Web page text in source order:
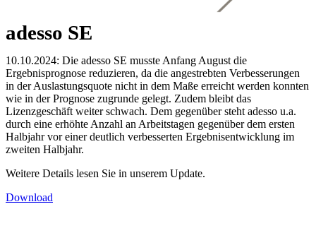
adesso SE
10.10.2024: Die adesso SE musste Anfang August die
Ergebnisprognose reduzieren, da die angestrebten Verbesserungen
in der Auslastungsquote nicht in dem Maße erreicht werden konnten
wie in der Prognose zugrunde gelegt. Zudem bleibt das
Lizenzgeschäft weiter schwach. Dem gegenüber steht adesso u.a.
durch eine erhöhte Anzahl an Arbeitstagen gegenüber dem ersten
Halbjahr vor einer deutlich verbesserten Ergebnisentwicklung im
zweiten Halbjahr.
Weitere Details lesen Sie in unserem Update.
Download